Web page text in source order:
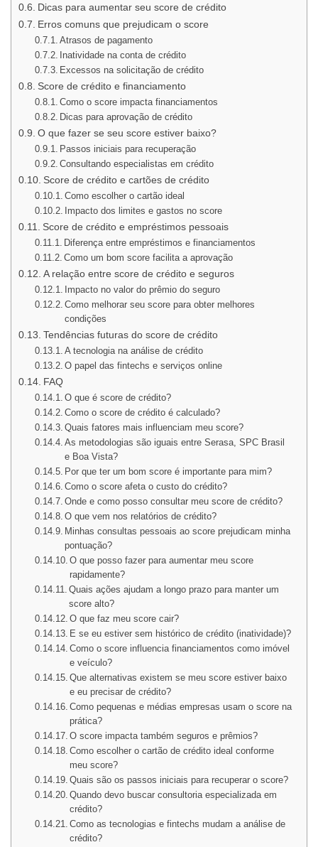
Dicas para aumentar seu score de crédito
Erros comuns que prejudicam o score
Atrasos de pagamento
Inatividade na conta de crédito
Excessos na solicitação de crédito
Score de crédito e financiamento
Como o score impacta financiamentos
Dicas para aprovação de crédito
O que fazer se seu score estiver baixo?
Passos iniciais para recuperação
Consultando especialistas em crédito
Score de crédito e cartões de crédito
Como escolher o cartão ideal
Impacto dos limites e gastos no score
Score de crédito e empréstimos pessoais
Diferença entre empréstimos e financiamentos
Como um bom score facilita a aprovação
A relação entre score de crédito e seguros
Impacto no valor do prêmio do seguro
Como melhorar seu score para obter melhores
condições
Tendências futuras do score de crédito
A tecnologia na análise de crédito
O papel das fintechs e serviços online
FAQ
O que é score de crédito?
Como o score de crédito é calculado?
Quais fatores mais influenciam meu score?
As metodologias são iguais entre Serasa, SPC Brasil
e Boa Vista?
Por que ter um bom score é importante para mim?
Como o score afeta o custo do crédito?
Onde e como posso consultar meu score de crédito?
O que vem nos relatórios de crédito?
Minhas consultas pessoais ao score prejudicam minha
pontuação?
O que posso fazer para aumentar meu score
rapidamente?
Quais ações ajudam a longo prazo para manter um
score alto?
O que faz meu score cair?
E se eu estiver sem histórico de crédito (inatividade)?
Como o score influencia financiamentos como imóvel
e veículo?
Que alternativas existem se meu score estiver baixo
e eu precisar de crédito?
Como pequenas e médias empresas usam o score na
prática?
O score impacta também seguros e prêmios?
Como escolher o cartão de crédito ideal conforme
meu score?
Quais são os passos iniciais para recuperar o score?
Quando devo buscar consultoria especializada em
crédito?
Como as tecnologias e fintechs mudam a análise de
crédito?